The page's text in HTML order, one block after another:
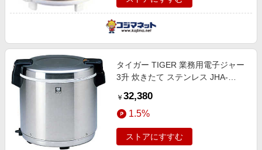
タイガー TIGER 業務用電子ジャー
3升 炊きたて ステンレス JHA-
￥ 32,380
1.5%
ストアにすすむ